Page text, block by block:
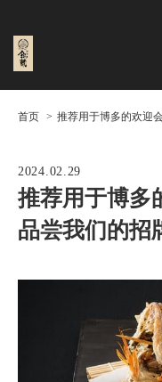
首页 推荐用于博多的欢迎
2024.02.29
推荐用于博多
品尝我们的招